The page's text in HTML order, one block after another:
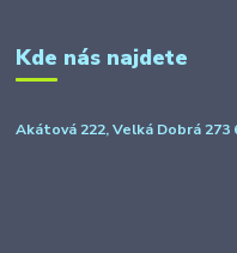
Kde nás najdete
Akátová 222, Velká Dobrá 273